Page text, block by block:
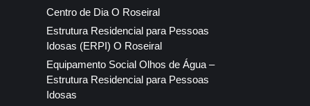
Centro de Dia O Roseiral
Estrutura Residencial para Pessoas
Idosas (ERPI) O Roseiral
Equipamento Social Olhos de Água –
Estrutura Residencial para Pessoas
Idosas